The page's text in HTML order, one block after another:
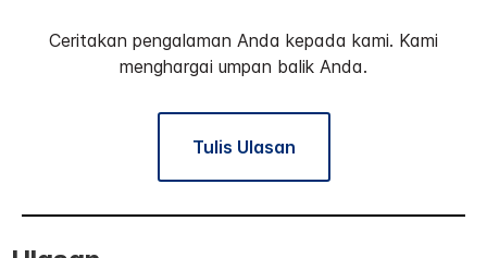
Ceritakan pengalaman Anda kepada kami. Kami
menghargai umpan balik Anda.
Tulis Ulasan